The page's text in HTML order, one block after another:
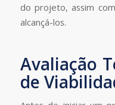
do projeto, assim
alcançá-los.
Avaliação
de